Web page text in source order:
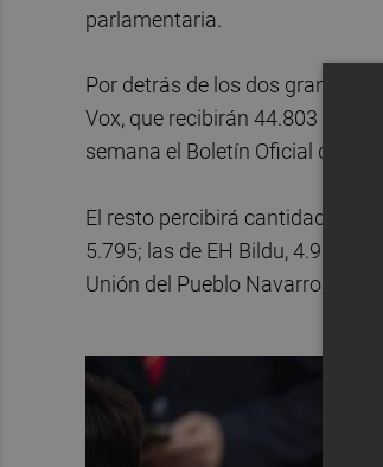
parlamentaria.
Por detrás de los dos grandes
Vox, que recibirán 44.803
semana el Boletín Oficial del
El resto percibirá cantidades
5.795; las de EH Bildu, 4.911;
Unión del Pueblo Navarro, 764